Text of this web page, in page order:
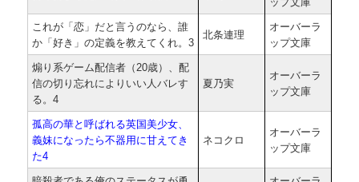
これが「恋」だと言うのなら、誰
か「好き」の定義を教えてくれ。3
北条連理
オーバーラ
ップ文庫
煽り系ゲーム配信者（20歳）、配
信の切り忘れによりいい人バレす
る。4
夏乃実
オーバーラ
ップ文庫
孤高の華と呼ばれる英国美少女、
義妹になったら不器用に甘えてき
た4
ネコクロ
オーバーラ
ップ文庫